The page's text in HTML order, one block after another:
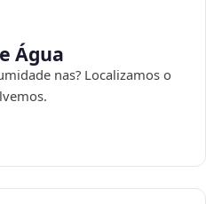
Água
nas? Localizamos o